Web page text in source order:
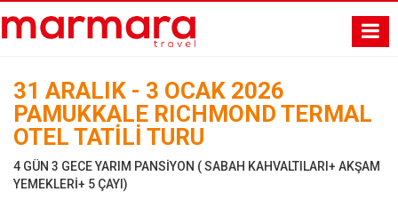
31 ARALIK - 3 OCAK 2026
PAMUKKALE RICHMOND TERMAL
OTEL TATİLİ TURU
4 GÜN 3 GECE YARIM PANSİYON ( SABAH KAHVALTILARI+ AKŞAM
YEMEKLERİ+ 5 ÇAYI)